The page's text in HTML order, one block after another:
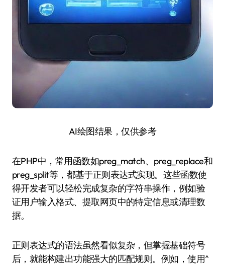
AI绘图结果，仅供参考
在PHP中，常用函数如preg_match、preg_replace和
preg_split等，都基于正则表达式实现。这些函数使
得开发者可以轻松完成复杂的字符串操作，例如验
证用户输入格式、提取网页中的特定信息或清理数
据。
正则表达式的语法虽然看似复杂，但掌握基础符号
后，就能构建出功能强大的匹配规则。例如，使用^